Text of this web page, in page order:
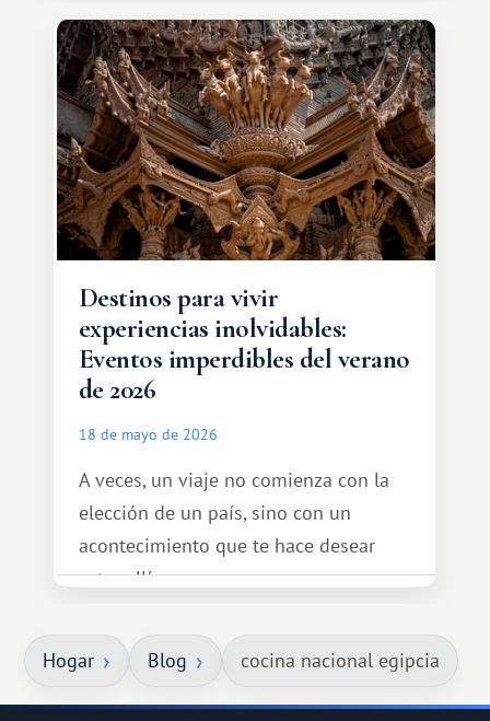
de intercambio son mucho más
amplias. Entre ellas se encuentra
África, un continente que ofrece una
experiencia de viaje completamente
diferente.
Destinos para vivir
experiencias inolvidables:
Eventos imperdibles del verano
de 2026
18 de mayo de 2026
A veces, un viaje no comienza con la
elección de un país, sino con un
acontecimiento que te hace desear
estar allí...
Hogar Blog cocina nacional egipcia